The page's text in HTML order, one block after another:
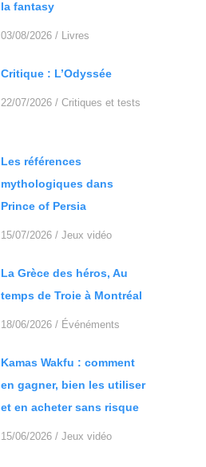
la fantasy
03/08/2026 / Livres
Critique : L’Odyssée
22/07/2026 / Critiques et tests
Les références
mythologiques dans
Prince of Persia
15/07/2026 / Jeux vidéo
La Grèce des héros, Au
temps de Troie à Montréal
18/06/2026 / Événéments
Kamas Wakfu : comment
en gagner, bien les utiliser
et en acheter sans risque
15/06/2026 / Jeux vidéo